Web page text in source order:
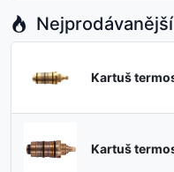
Nejprodávanější